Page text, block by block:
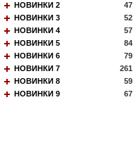
47
НОВИНКИ 2
52
НОВИНКИ 3
57
НОВИНКИ 4
84
НОВИНКИ 5
79
НОВИНКИ 6
261
НОВИНКИ 7
59
НОВИНКИ 8
67
НОВИНКИ 9